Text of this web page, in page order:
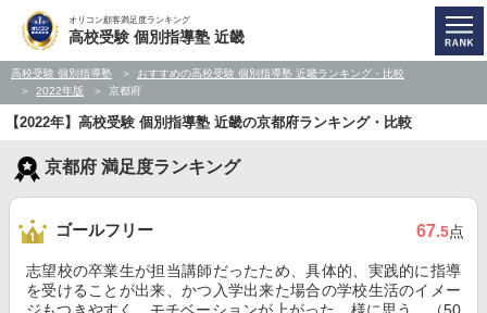
オリコン顧客満足度ランキング
高校受験 個別指導塾 近畿
高校受験 個別指導塾
おすすめの高校受験 個別指導塾 近畿ランキング・比較
2022年版
京都府
【2022年】高校受験 個別指導塾 近畿の京都府ランキング・比較
京都府 満足度ランキング
ゴールフリー 67.5点
志望校の卒業生が担当講師だったため、具体的、実践的に指導
を受けることが出来、かつ入学出来た場合の学校生活のイメー